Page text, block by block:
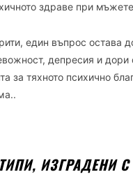
здраве при
един въпрос остава
депресия и дори
за тяхното психично
ИЗГРАДЕНИ